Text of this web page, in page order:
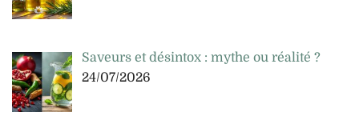
Saveurs et désintox : mythe ou réalité ?
24/07/2026